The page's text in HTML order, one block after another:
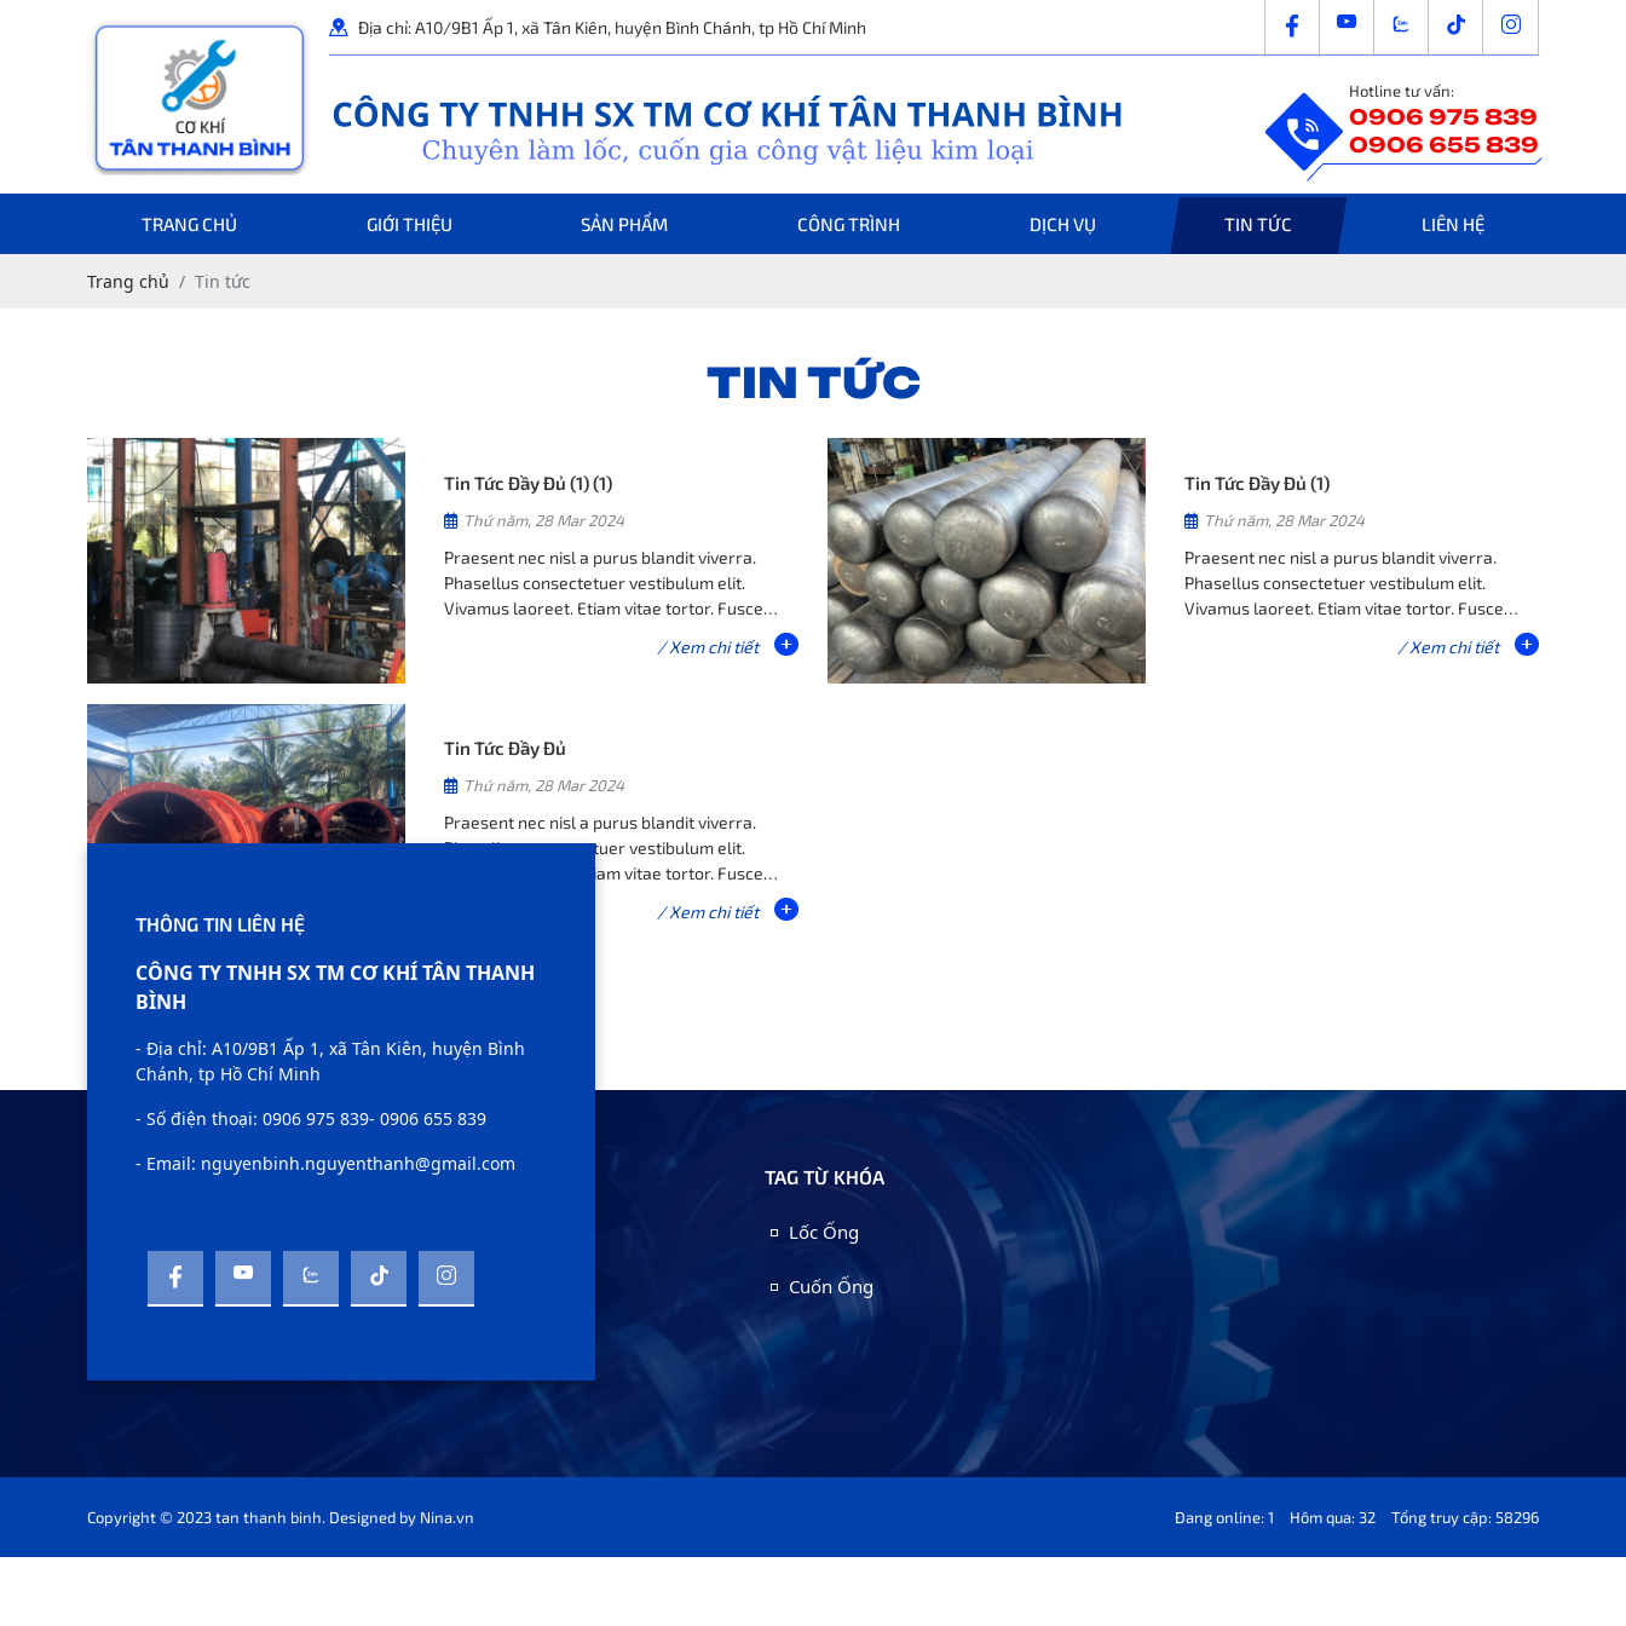
Địa chỉ: A10/9B1 Ấp 1, xã Tân Kiên, huyện Bình Chánh, tp Hồ Chí Minh
Hotline tư vấn:
0906 975 839
0906 655 839
TRANG CHỦ GIỚI THIỆU SẢN PHẨM CÔNG TRÌNH DỊCH VỤ TIN TỨC LIÊN HỆ
Trang chủ Tin tức
TIN TỨC
Tin Tức Đầy Đủ (1) (1)
Thứ năm, 28 Mar 2024
Praesent nec nisl a purus blandit viverra.
Phasellus consectetuer vestibulum elit.
Vivamus laoreet. Etiam vitae tortor. Fusce
/ Xem chi tiết
Tin Tức Đầy Đủ (1)
Thứ năm, 28 Mar 2024
Praesent nec nisl a purus blandit viverra.
Phasellus consectetuer vestibulum elit.
Vivamus laoreet. Etiam vitae tortor. Fusce
/ Xem chi tiết
Tin Tức Đầy Đủ
Thứ năm, 28 Mar 2024
Praesent nec nisl a purus blandit viverra.
Phasellus consectetuer vestibulum elit.
Vivamus laoreet. Etiam vitae tortor. Fusce
/ Xem chi tiết
THÔNG TIN LIÊN HỆ
CÔNG TY TNHH SX TM CƠ KHÍ TÂN THANH
BÌNH
- Địa chỉ: A10/9B1 Ấp 1, xã Tân Kiên, huyện Bình
Chánh, tp Hồ Chí Minh
- Số điện thoại: 0906 975 839- 0906 655 839
- Email: nguyenbinh.nguyenthanh@gmail.com
TAG TỪ KHÓA
Lốc Ống
Cuốn Ống
Copyright © 2023 tan thanh binh. Designed by Nina.vn Đang online: 1 Hôm qua: 32 Tổng truy cập: 58296